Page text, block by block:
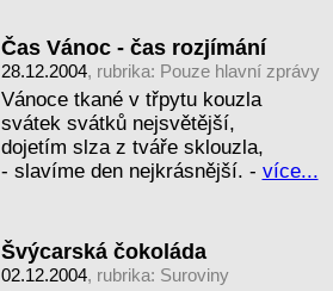
Čas Vánoc - čas rozjímání
28.12.2004, rubrika: Pouze hlavní zprávy
Vánoce tkané v třpytu kouzla
svátek svátků nejsvětější,
dojetím slza z tváře sklouzla,
- slavíme den nejkrásnější. - více...
Švýcarská čokoláda
02.12.2004, rubrika: Suroviny